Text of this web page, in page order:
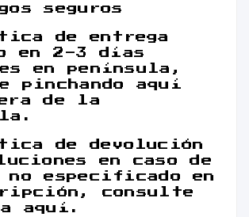
seguros
de entrega
en 2-3 días
en península,
pinchando aquí
de la
de devolución
en caso de
no especificado en
consulte
aquí.